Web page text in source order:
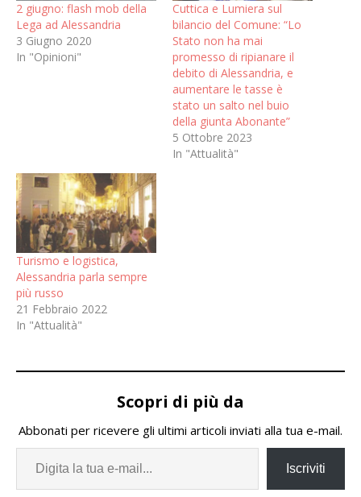
2 giugno: flash mob della
Lega ad Alessandria
3 Giugno 2020
In "Opinioni"
Cuttica e Lumiera sul
bilancio del Comune: “Lo
Stato non ha mai
promesso di ripianare il
debito di Alessandria, e
aumentare le tasse è
stato un salto nel buio
della giunta Abonante”
5 Ottobre 2023
In "Attualità"
Turismo e logistica,
Alessandria parla sempre
più russo
21 Febbraio 2022
In "Attualità"
Scopri di più da
Abbonati per ricevere gli ultimi articoli inviati alla tua e-mail.
Iscriviti